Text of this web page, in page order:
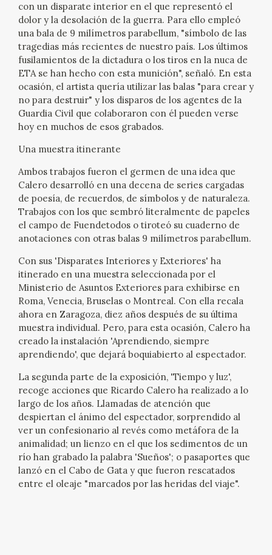
EDUCA
ARASAAC
con un disparate interior en el que representó el
dolor y la desolación de la guerra. Para ello empleó
una bala de 9 milímetros parabellum, "símbolo de las
tragedias más recientes de nuestro país. Los últimos
fusilamientos de la dictadura o los tiros en la nuca de
ETA se han hecho con esta munición", señaló. En esta
ocasión, el artista quería utilizar las balas "para crear y
no para destruir" y los disparos de los agentes de la
Guardia Civil que colaboraron con él pueden verse
hoy en muchos de esos grabados.
Una muestra itinerante
Ambos trabajos fueron el germen de una idea que
Calero desarrolló en una decena de series cargadas
de poesía, de recuerdos, de símbolos y de naturaleza.
Trabajos con los que sembró literalmente de papeles
el campo de Fuendetodos o tiroteó su cuaderno de
anotaciones con otras balas 9 milímetros parabellum.
Con sus 'Disparates Interiores y Exteriores' ha
itinerado en una muestra seleccionada por el
Ministerio de Asuntos Exteriores para exhibirse en
Roma, Venecia, Bruselas o Montreal. Con ella recala
ahora en Zaragoza, diez años después de su última
muestra individual. Pero, para esta ocasión, Calero ha
creado la instalación 'Aprendiendo, siempre
aprendiendo', que dejará boquiabierto al espectador.
La segunda parte de la exposición, 'Tiempo y luz',
recoge acciones que Ricardo Calero ha realizado a lo
largo de los años. Llamadas de atención que
despiertan el ánimo del espectador, sorprendido al
ver un confesionario al revés como metáfora de la
animalidad; un lienzo en el que los sedimentos de un
río han grabado la palabra 'Sueños'; o pasaportes que
lanzó en el Cabo de Gata y que fueron rescatados
entre el oleaje "marcados por las heridas del viaje".